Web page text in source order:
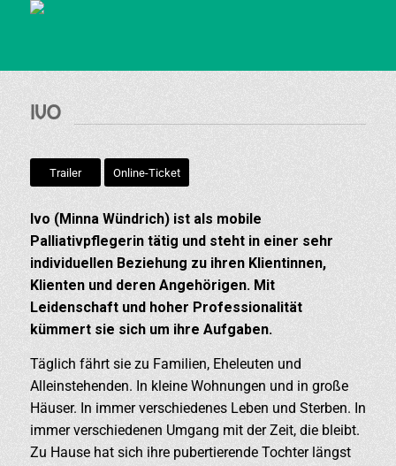
IVO
Trailer Online-Ticket
Ivo (Minna Wündrich) ist als mobile
Palliativpflegerin tätig und steht in einer sehr
individuellen Beziehung zu ihren Klientinnen,
Klienten und deren Angehörigen. Mit
Leidenschaft und hoher Professionalität
kümmert sie sich um ihre Aufgaben.
Täglich fährt sie zu Familien, Eheleuten und
Alleinstehenden. In kleine Wohnungen und in große
Häuser. In immer verschiedenes Leben und Sterben. In
immer verschiedenen Umgang mit der Zeit, die bleibt.
Zu Hause hat sich ihre pubertierende Tochter längst